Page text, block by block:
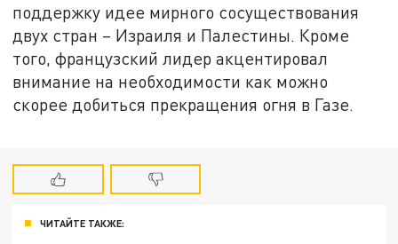
поддержку идее мирного сосуществования
двух стран – Израиля и Палестины. Кроме
того, французский лидер акцентировал
внимание на необходимости как можно
скорее добиться прекращения огня в Газе.
ЧИТАЙТЕ ТАКЖЕ: